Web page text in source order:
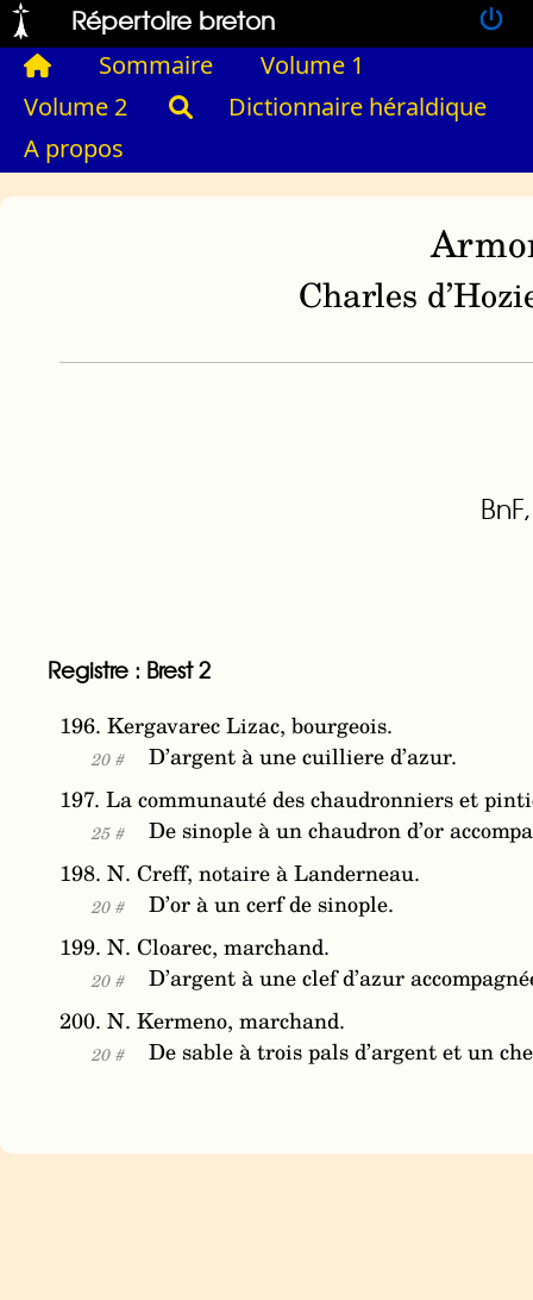
Répertoire breton
Sommaire
Volume 1
Volume 2
Dictionnaire héraldique
A propos
Charles
Registre : Brest 2
196. Kergavarec Lizac, bourgeois.
20 #
D’argent à une cuilliere d’azur.
197. La communauté des chaudronniers et
25 #
De sinople à un chaudron d’or
198. N. Creff, notaire à Landerneau.
20 #
D’or à un cerf de sinople.
199. N. Cloarec, marchand.
20 #
D’argent à une clef d’azur
200. N. Kermeno, marchand.
20 # De sable à trois pals d’argent et un